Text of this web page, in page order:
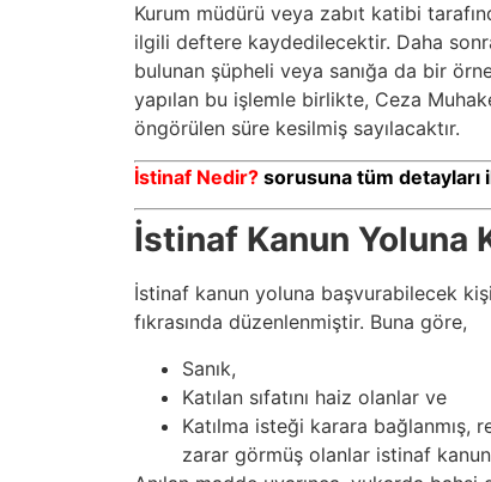
Kurum müdürü veya zabıt katibi
ilgili deftere kaydedilecektir. Daha
bulunan şüpheli veya sanığa da bir
yapılan bu işlemle birlikte, Ceza
öngörülen süre kesilmiş sayılacaktır.
İstinaf Nedir? sorusuna tüm detayları
İstinaf Kanun Yoluna
İstinaf kanun yoluna başvurabilecek
fıkrasında düzenlenmiştir. Buna göre,
Sanık,
Katılan sıfatını haiz olanlar ve
Katılma isteği karara bağlanmış,
zarar görmüş olanlar istinaf